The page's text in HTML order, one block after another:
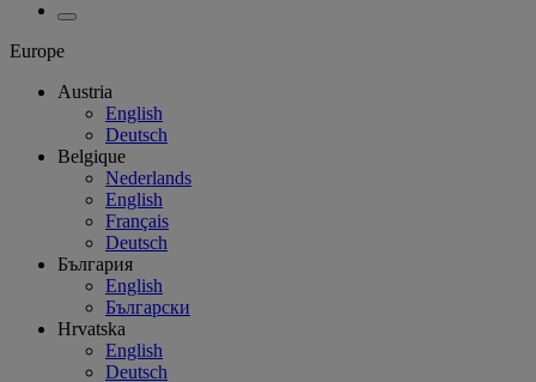
Europe
Austria
English
Deutsch
Belgique
Nederlands
English
Français
Deutsch
България
English
Български
Hrvatska
English
Deutsch